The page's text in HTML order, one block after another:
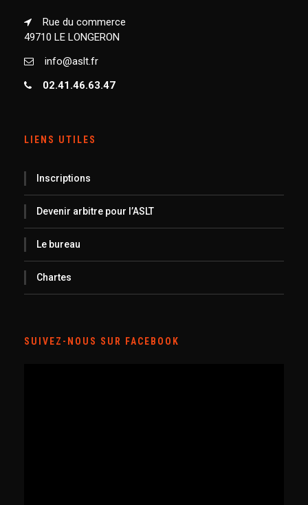
Rue du commerce
49710 LE LONGERON
info@aslt.fr
02.41.46.63.47
LIENS UTILES
Inscriptions
Devenir arbitre pour l’ASLT
Le bureau
Chartes
SUIVEZ-NOUS SUR FACEBOOK